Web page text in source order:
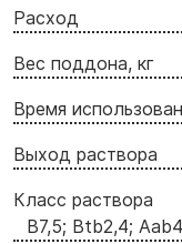
Расход
Вес поддона, кг
Время
Выход раствора
Класс раствора
B7,5; Btb2,4;